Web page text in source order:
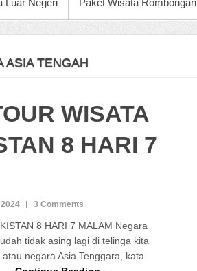
Luar Negeri Paket Wisata Rombongan
ASIA TENGAH
WISATA
8 HARI 7
3 Comments
8 HARI 7 MALAM Negara
tidak asing lagi di telinga kita
negara Asia Tenggara, kata